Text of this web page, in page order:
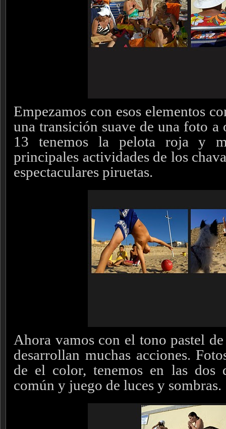
Empezamos con esos elementos
una transición suave de una foto
13 tenemos la pelota roja y
principales actividades de los
espectaculares piruetas.
Ahora vamos con el tono pastel
desarrollan muchas acciones.
de el color, tenemos en las dos
común y juego de luces y sombras.